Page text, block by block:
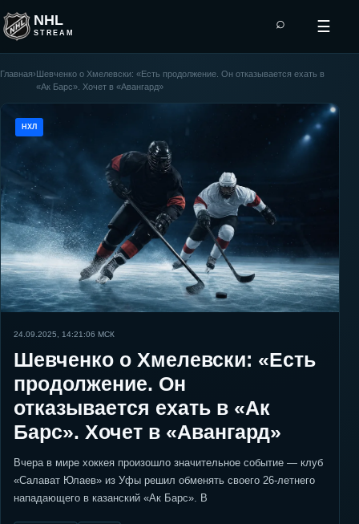
NHL
STREAM
⌕ ☰
Главная›Шевченко о Хмелевски: «Есть продолжение. Он отказывается ехать в
«Ак Барс». Хочет в «Авангард»
НХЛ
24.09.2025, 14:21:06 МСК
Шевченко о Хмелевски: «Есть
продолжение. Он
отказывается ехать в «Ак
Барс». Хочет в «Авангард»
Вчера в мире хоккея произошло значительное событие — клуб
«Салават Юлаев» из Уфы решил обменять своего 26-летнего
нападающего в казанский «Ак Барс». В